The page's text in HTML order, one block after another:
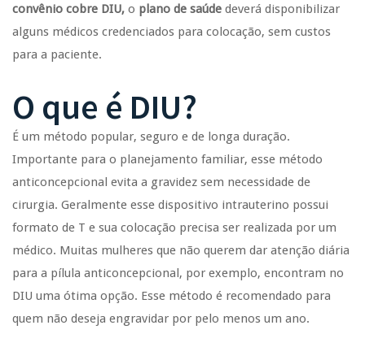
convênio cobre DIU, o plano de saúde deverá disponibilizar
alguns médicos credenciados para colocação, sem custos
para a paciente.
O que é DIU?
É um método popular, seguro e de longa duração.
Importante para o planejamento familiar, esse método
anticoncepcional evita a gravidez sem necessidade de
cirurgia. Geralmente esse dispositivo intrauterino possui
formato de T e sua colocação precisa ser realizada por um
médico. Muitas mulheres que não querem dar atenção diária
para a pílula anticoncepcional, por exemplo, encontram no
DIU uma ótima opção. Esse método é recomendado para
quem não deseja engravidar por pelo menos um ano.